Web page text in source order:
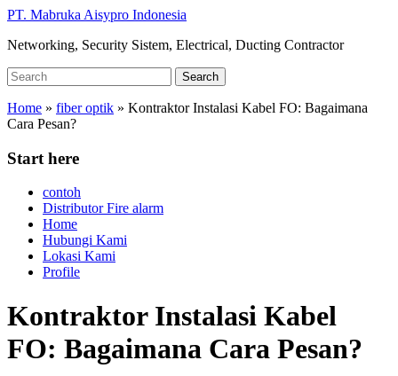
Skip
main
PT. Mabruka Aisypro Indonesia
Networking, Security Sistem, Electrical, Ducting Contractor
Search
for:
Search
Home » fiber optik » Kontraktor Instalasi Kabel FO: Bagaimana
Cara Pesan?
Start here
contoh
Distributor Fire alarm
Home
Hubungi Kami
Lokasi Kami
Profile
Kontraktor Instalasi Kabel
FO: Bagaimana Cara Pesan?